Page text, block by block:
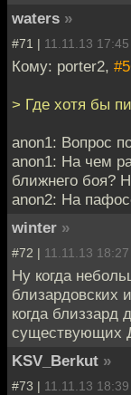
waters »
#71 | 11.11.13 17:45
Кому: porter2,
> Где хотя бы
anon1: Вопрос
anon1: На чем
ближнего боя?
anon2: На
winter »
#72 | 11.11.13 18:27
Ну когда
близардовских
когда близзард
существующих
KSV_Berkut »
#73 | 11.11.13 18:39